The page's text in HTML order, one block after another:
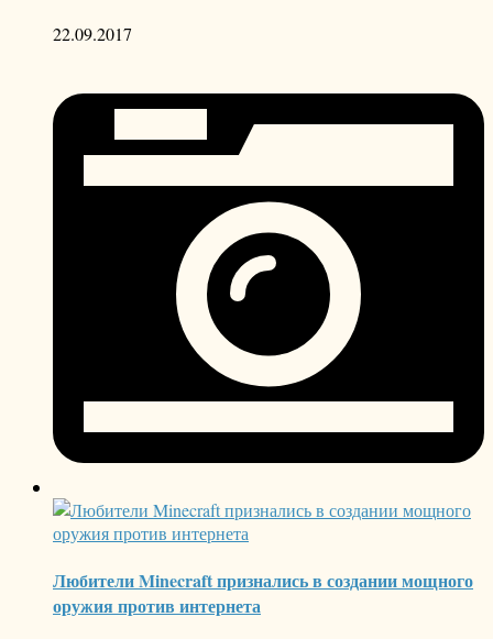
22.09.2017
Любители Minecraft признались в создании мощного
оружия против интернета